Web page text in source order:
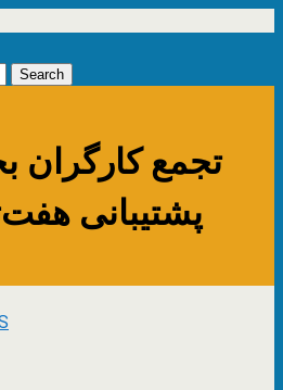
تجمع
پشتیبانی